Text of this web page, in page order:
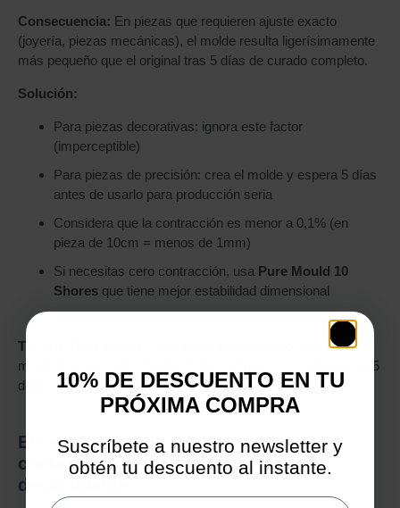
Consecuencia: En piezas que requieren ajuste exacto
(joyería, piezas mecánicas), el molde resulta ligerísimamente
más pequeño que el original tras 5 días de curado completo.
Solución:
Para piezas decorativas: ignora este factor
(imperceptible)
Para piezas de precisión: crea el molde y espera 5 días
antes de usarlo para producción seria
Considera que la contracción es menor a 0,1% (en
pieza de 10cm = menos de 1mm)
Si necesitas cero contracción, usa Pure Mould 10
Shores que tiene mejor estabilidad dimensional
Tip pro:
Para joyería o piezas de ajuste exacto, calibra tu
molde: haz pieza de prueba, mide, compara con original tras 5
días.
Error 11: Trabajar con objetos que
contienen siliconas o ceras sin
desmoldante
10% DE DESCUENTO EN TU
PRÓXIMA COMPRA
Suscríbete a nuestro newsletter y
obtén tu descuento al instante.
Email